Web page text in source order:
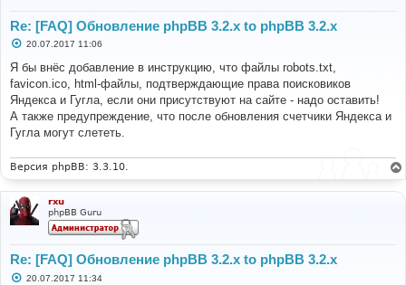
Re: [FAQ] Обновление phpBB 3.2.x to phpBB 3.2.x
С
о
б
щ
е
н
и
е
20.07.2017 11:06
Я бы внёс добавление в инструкцию, что файлы robots.txt,
favicon.ico, html-файлы, подтверждающие права поисковиков
Яндекса и Гугла, если они присутствуют на сайте - надо оставить!
А также предупреждение, что после обновления счетчики Яндекса и
Гугла могут слететь.
Версия phpBB: 3.3.10.
rxu
phpBB Guru
Re: [FAQ] Обновление phpBB 3.2.x to phpBB 3.2.x
С20.07.2017 11:34